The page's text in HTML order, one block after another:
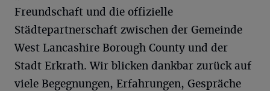
Freundschaft und die offizielle
Städtepartnerschaft zwischen der Gemeinde
West Lancashire Borough County und der
Stadt Erkrath. Wir blicken dankbar zurück auf
viele Begegnungen, Erfahrungen, Gespräche